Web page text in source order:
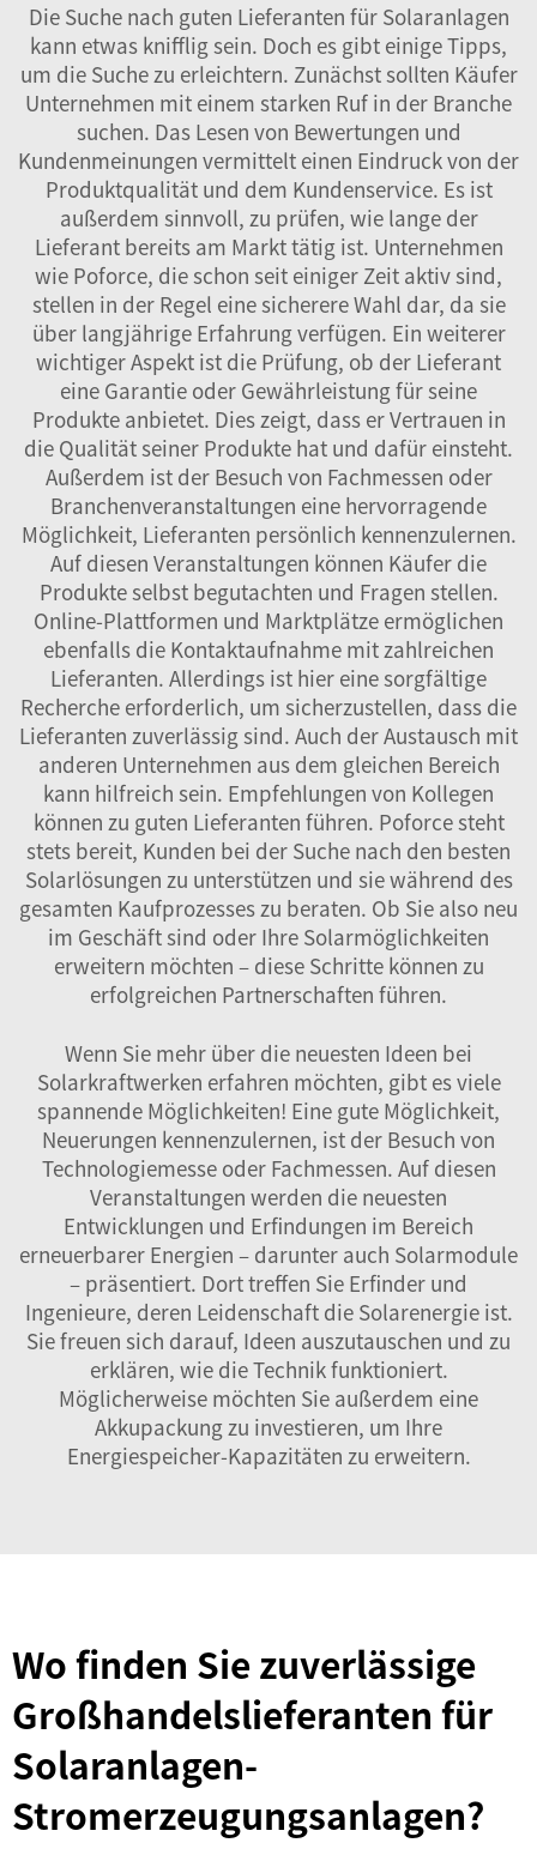
Die Suche nach guten Lieferanten für Solaranlagen
kann etwas knifflig sein. Doch es gibt einige Tipps,
um die Suche zu erleichtern. Zunächst sollten Käufer
Unternehmen mit einem starken Ruf in der Branche
suchen. Das Lesen von Bewertungen und
Kundenmeinungen vermittelt einen Eindruck von der
Produktqualität und dem Kundenservice. Es ist
außerdem sinnvoll, zu prüfen, wie lange der
Lieferant bereits am Markt tätig ist. Unternehmen
wie Poforce, die schon seit einiger Zeit aktiv sind,
stellen in der Regel eine sicherere Wahl dar, da sie
über langjährige Erfahrung verfügen. Ein weiterer
wichtiger Aspekt ist die Prüfung, ob der Lieferant
eine Garantie oder Gewährleistung für seine
Produkte anbietet. Dies zeigt, dass er Vertrauen in
die Qualität seiner Produkte hat und dafür einsteht.
Außerdem ist der Besuch von Fachmessen oder
Branchenveranstaltungen eine hervorragende
Möglichkeit, Lieferanten persönlich kennenzulernen.
Auf diesen Veranstaltungen können Käufer die
Produkte selbst begutachten und Fragen stellen.
Online-Plattformen und Marktplätze ermöglichen
ebenfalls die Kontaktaufnahme mit zahlreichen
Lieferanten. Allerdings ist hier eine sorgfältige
Recherche erforderlich, um sicherzustellen, dass die
Lieferanten zuverlässig sind. Auch der Austausch mit
anderen Unternehmen aus dem gleichen Bereich
kann hilfreich sein. Empfehlungen von Kollegen
können zu guten Lieferanten führen. Poforce steht
stets bereit, Kunden bei der Suche nach den besten
Solarlösungen zu unterstützen und sie während des
gesamten Kaufprozesses zu beraten. Ob Sie also neu
im Geschäft sind oder Ihre Solarmöglichkeiten
erweitern möchten – diese Schritte können zu
erfolgreichen Partnerschaften führen.
Wenn Sie mehr über die neuesten Ideen bei
Solarkraftwerken erfahren möchten, gibt es viele
spannende Möglichkeiten! Eine gute Möglichkeit,
Neuerungen kennenzulernen, ist der Besuch von
Technologiemesse oder Fachmessen. Auf diesen
Veranstaltungen werden die neuesten
Entwicklungen und Erfindungen im Bereich
erneuerbarer Energien – darunter auch Solarmodule
– präsentiert. Dort treffen Sie Erfinder und
Ingenieure, deren Leidenschaft die Solarenergie ist.
Sie freuen sich darauf, Ideen auszutauschen und zu
erklären, wie die Technik funktioniert.
Möglicherweise möchten Sie außerdem eine
Akkupackungzu investieren, um Ihre
Energiespeicher-Kapazitäten zu erweitern.
Wo finden Sie zuverlässige
Großhandelslieferanten für
Solaranlagen-
Stromerzeugungsanlagen?